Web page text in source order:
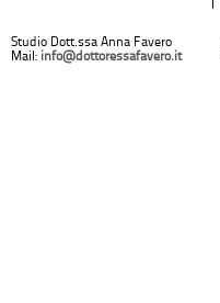
Studio Dott.ssa Anna Favero
Mail: info@dottoressafavero.it